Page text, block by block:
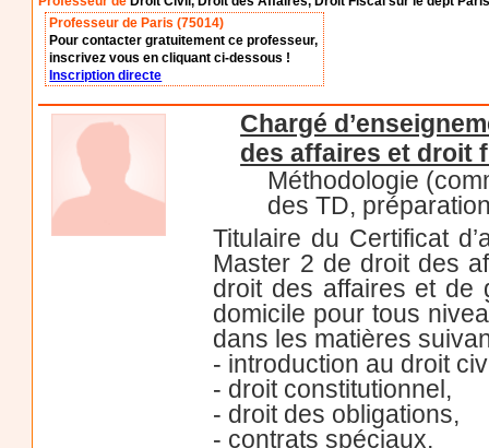
Professeur de Paris (75014)
Pour contacter gratuitement ce professeur,
inscrivez vous en cliquant ci-dessous !
Inscription directe
Chargé
des affaires et droit
Méthodologie
des TD,
Titulaire du Certificat
Master 2 de droit des
droit des affaires et de
domicile pour tous
dans les matières
- introduction au droit
- droit constitutionnel,
- droit des obligations,
- contrats spéciaux,